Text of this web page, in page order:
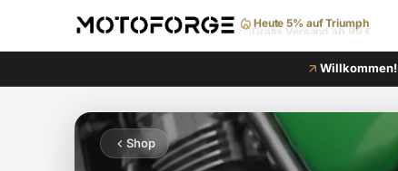
Gratis Versand ab 99 €
Willkommen!
Shop